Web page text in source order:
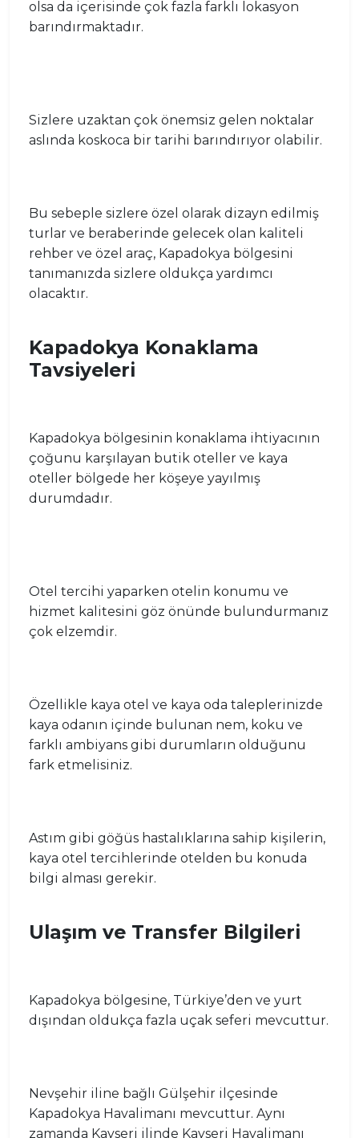
olsa da içerisinde çok fazla farklı lokasyon
barındırmaktadır.
Sizlere uzaktan çok önemsiz gelen noktalar
aslında koskoca bir tarihi barındırıyor olabilir.
Bu sebeple sizlere özel olarak dizayn edilmiş
turlar ve beraberinde gelecek olan kaliteli
rehber ve özel araç, Kapadokya bölgesini
tanımanızda sizlere oldukça yardımcı
olacaktır.
Kapadokya Konaklama
Tavsiyeleri
Kapadokya bölgesinin konaklama ihtiyacının
çoğunu karşılayan butik oteller ve kaya
oteller bölgede her köşeye yayılmış
durumdadır.
Otel tercihi yaparken otelin konumu ve
hizmet kalitesini göz önünde bulundurmanız
çok elzemdir.
Özellikle kaya otel ve kaya oda taleplerinizde
kaya odanın içinde bulunan nem, koku ve
farklı ambiyans gibi durumların olduğunu
fark etmelisiniz.
Astım gibi göğüs hastalıklarına sahip kişilerin,
kaya otel tercihlerinde otelden bu konuda
bilgi alması gerekir.
Ulaşım ve Transfer Bilgileri
Kapadokya bölgesine, Türkiye’den ve yurt
dışından oldukça fazla uçak seferi mevcuttur.
Nevşehir iline bağlı Gülşehir ilçesinde
Kapadokya Havalimanı mevcuttur. Aynı
zamanda Kayseri ilinde Kayseri Havalimanı